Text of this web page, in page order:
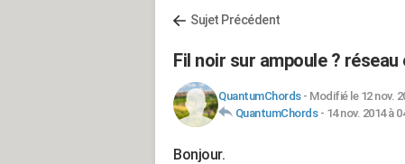
Sujet Précédent
Fil noir sur ampoule ?
QuantumChords- Modifié le 12 nov.
QuantumChords- 14 nov. 2014 à
Bonjour.